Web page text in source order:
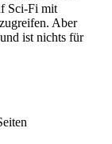
Sci-Fi mit
Aber
ist nichts für